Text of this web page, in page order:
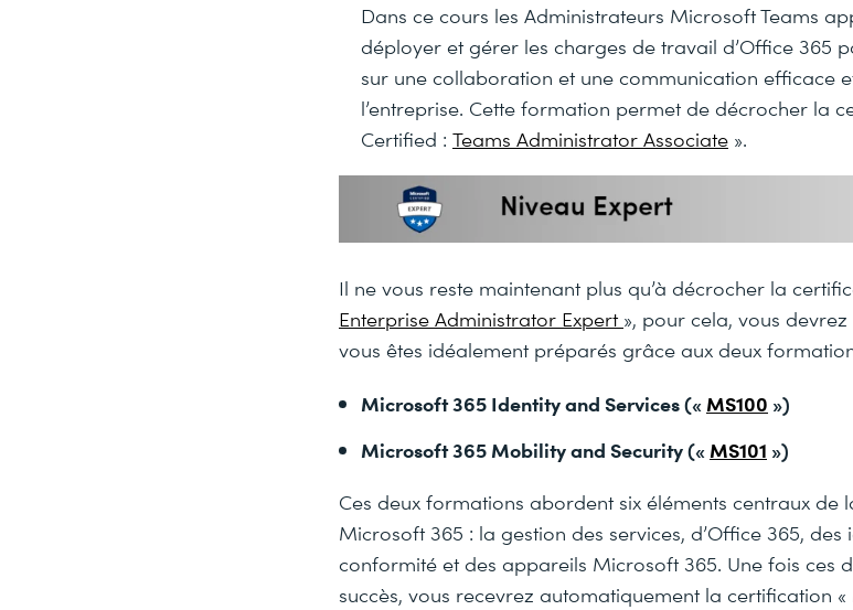
Dans ce cours les Administrateurs Microsoft Teams
déployer et gérer les charges de travail d’Office 365
sur une collaboration et une communication efficace
l’entreprise. Cette formation permet de décrocher la
Certified : Teams Administrator Associate ».
Il ne vous reste maintenant plus qu’à décrocher la
Enterprise Administrator Expert », pour cela, vous
vous êtes idéalement préparés grâce aux deux
Microsoft 365 Identity and Services («MS100 »)
Microsoft 365 Mobility and Security («MS101 »)
Ces deux formations abordent six éléments centraux de
Microsoft 365 : la gestion des services, d’Office 365,
conformité et des appareils Microsoft 365. Une fois ces
succès, vous recevrez automatiquement la certification